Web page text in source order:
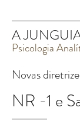
A
Psicologia
Novas
NR -1 e